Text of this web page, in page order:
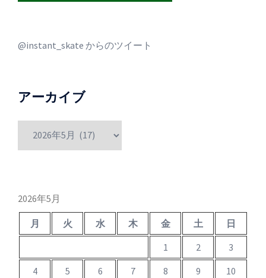
@instant_skate からのツイート
アーカイブ
2026年5月
月 火 水 木 金 土
日
1
2
3
4
5 6 7 8 9
10